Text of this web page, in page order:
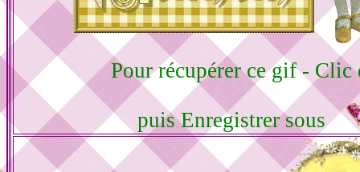
Pour récupérer ce gif - Clic
puis Enregistrer sous